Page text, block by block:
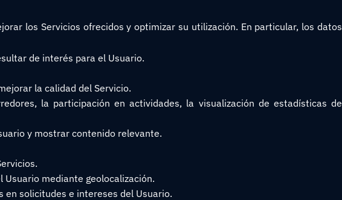
los Servicios ofrecidos y optimizar su utilización. En particular, los datos
de interés para el Usuario.
la calidad del Servicio.
la participación en actividades, la visualización de estadísticas de
y mostrar contenido relevante.
mediante geolocalización.
en solicitudes e intereses del Usuario.